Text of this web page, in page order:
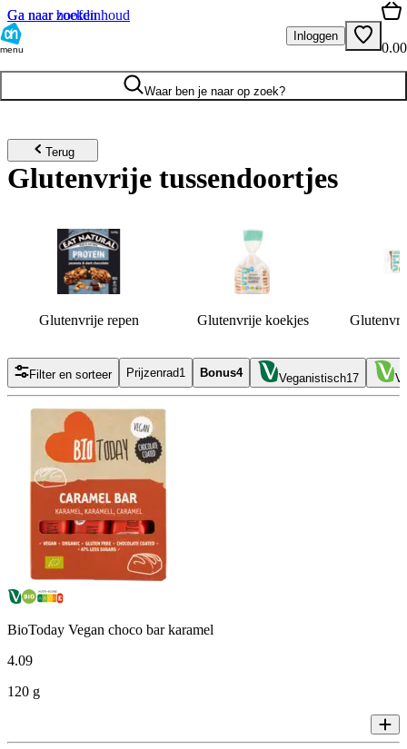
Ga naar hoofdinhoud
Ga naar zoeken
menu
Inloggen
0.00
Waar ben je naar op zoek?
Terug
Glutenvrije tussendoortjes
Glutenvrije repen Glutenvrije koekjes
Filter en sorteer Prijzenrad1 Bonus4 Veganistisch17
BioToday Vegan choco bar karamel
4.09
120 g